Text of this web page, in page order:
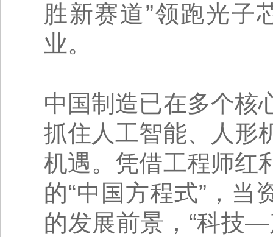
胜新赛道”领跑光子
业。
中国制造已在多个核
抓住人工智能、人形
机遇。凭借工程师红
的“中国方程式”，当
的发展前景，“科技